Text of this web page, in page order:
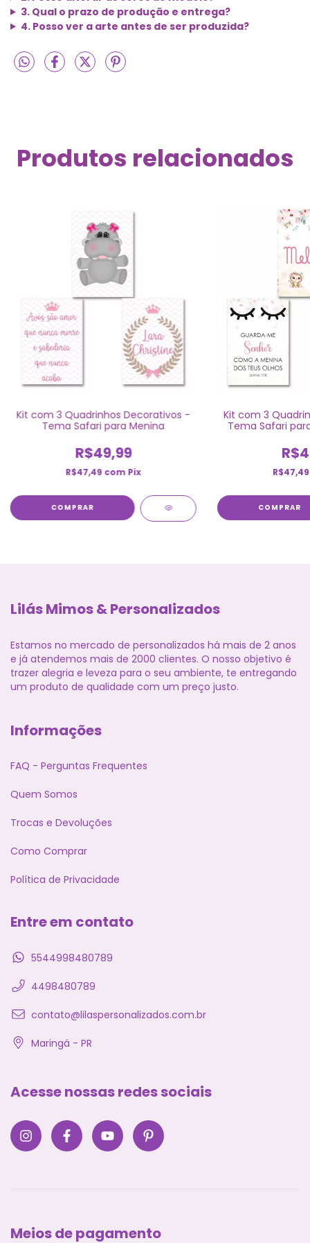
3. Qual o prazo de produção e entrega?
4. Posso ver a arte antes de ser produzida?
Produtos relacionados
Kit com 3 Quadrinhos Decorativos -
Tema Safari para Menina
R$49,99
R$47,49 com Pix
COMPRAR
Kit com 3
Tema Safari
COMPRAR
Lilás Mimos & Personalizados
Estamos no mercado de personalizados há mais de 2 anos
e já atendemos mais de 2000 clientes. O nosso objetivo é
trazer alegria e leveza para o seu ambiente, te entregando
um produto de qualidade com um preço justo.
Informações
FAQ - Perguntas Frequentes
Quem Somos
Trocas e Devoluções
Como Comprar
Política de Privacidade
Entre em contato
5544998480789
4498480789
contato@lilaspersonalizados.com.br
Maringá - PR
Acesse nossas redes sociais
Meios de pagamento